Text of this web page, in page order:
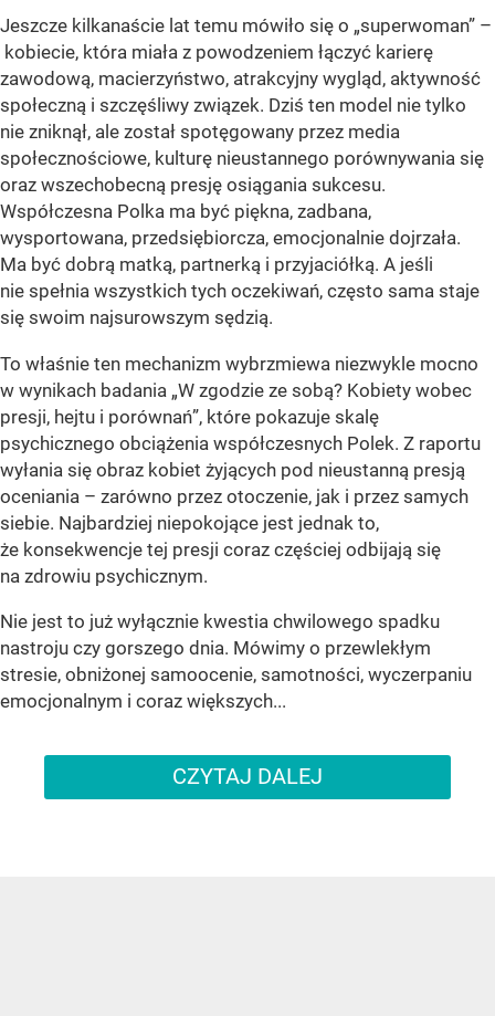
Jeszcze kilkanaście lat temu mówiło się o „superwoman” –
kobiecie, która miała z powodzeniem łączyć karierę
zawodową, macierzyństwo, atrakcyjny wygląd, aktywność
społeczną i szczęśliwy związek. Dziś ten model nie tylko
nie zniknął, ale został spotęgowany przez media
społecznościowe, kulturę nieustannego porównywania się
oraz wszechobecną presję osiągania sukcesu.
Współczesna Polka ma być piękna, zadbana,
wysportowana, przedsiębiorcza, emocjonalnie dojrzała.
Ma być dobrą matką, partnerką i przyjaciółką. A jeśli
nie spełnia wszystkich tych oczekiwań, często sama staje
się swoim najsurowszym sędzią.
To właśnie ten mechanizm wybrzmiewa niezwykle mocno
w wynikach badania „W zgodzie ze sobą? Kobiety wobec
presji, hejtu i porównań”, które pokazuje skalę
psychicznego obciążenia współczesnych Polek. Z raportu
wyłania się obraz kobiet żyjących pod nieustanną presją
oceniania – zarówno przez otoczenie, jak i przez samych
siebie. Najbardziej niepokojące jest jednak to,
że konsekwencje tej presji coraz częściej odbijają się
na zdrowiu psychicznym.
Nie jest to już wyłącznie kwestia chwilowego spadku
nastroju czy gorszego dnia. Mówimy o przewlekłym
stresie, obniżonej samoocenie, samotności, wyczerpaniu
emocjonalnym i coraz większych...
CZYTAJ DALEJ